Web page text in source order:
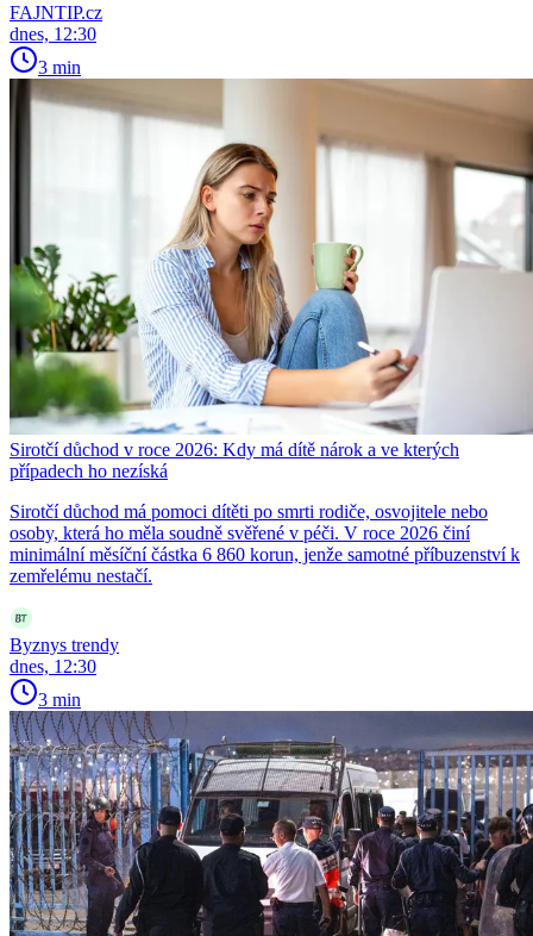
FAJNTIP.cz
dnes, 12:30
3 min
Sirotčí důchod v roce 2026: Kdy má dítě nárok a ve kterých
případech ho nezíská
Sirotčí důchod má pomoci dítěti po smrti rodiče, osvojitele nebo
osoby, která ho měla soudně svěřené v péči. V roce 2026 činí
minimální měsíční částka 6 860 korun, jenže samotné příbuzenství k
zemřelému nestačí.
Byznys trendy
dnes, 12:30
3 min